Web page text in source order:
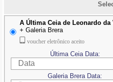
A Última Ceia de Leonardo da
+ Galeria Brera
voucher eletrônico aceito
Última Ceia Data:
Galeria Brera Data: